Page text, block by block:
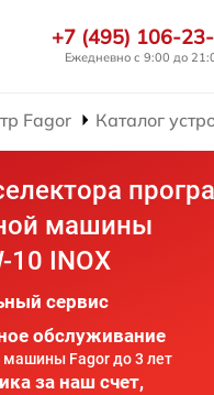
+7 (495) 106-
Ежедневно с 9:00 до
Fagor Каталог
машины
10 INOX
сервис
обслуживание
машины Fagor до 3 лет
за наш счет,